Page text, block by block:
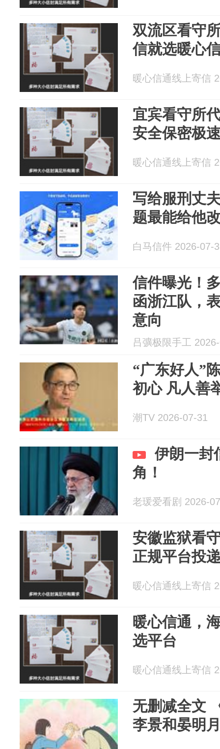
双流区看守
信就选暖心
暖心信通线上寄信
宜宾看守所
安全保密极
暖心信通线上寄信
写给服刑丈
题最能给他
白马信件 2026-07-
信件曝光！
函浙江队，
意向
吕彍极限手工
“广东好人”
初心 凡人善
潮TV 2026-07-31
伊朗一封
角！
老瑗爱看剧 2026-
安徽监狱看
正规平台投
暖心信通线上寄信
暖心信通，
选平台
暖心信通线上寄信
无删减全文
李景和晏明